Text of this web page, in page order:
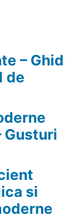
– Ghid
de
Gusturi
si